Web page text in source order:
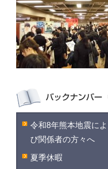
令和8年熊本地震に
び関係者の方々へ
夏季休暇